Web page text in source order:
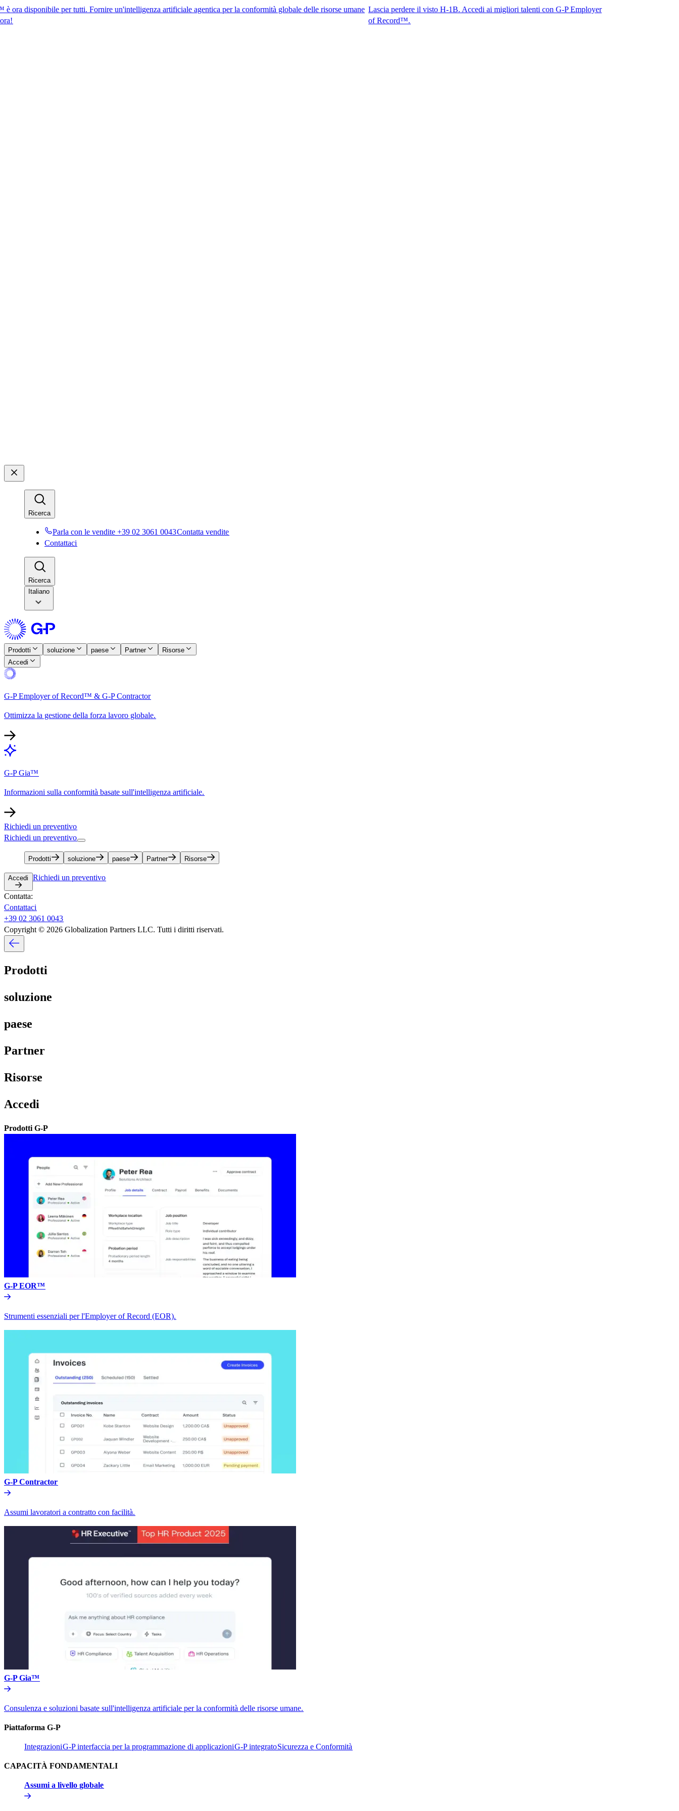
per tutti. Fornire un'intelligenza artificiale agentica per la conformità globale delle risorse umane Lascia perdere il visto H-1B. Accedi ai migliori talenti con G-P Employer
of Record™.​​
Ricerca​​
Parla con le vendite +39 02 3061 0043​​Contatta vendite​​
Contattaci​​
Ricerca​​
Italiano
Prodotti​​ soluzione​​ paese​​ Partner​​
Risorse​​
Accedi​​
G-P Employer of Record™ & G-P Contractor​​
Ottimizza la gestione della forza lavoro globale.​​
G-P Gia™​​
Informazioni sulla conformità basate sull'intelligenza artificiale.​​
Richiedi un preventivo​​
Richiedi un preventivo​​
Prodotti​​ soluzione​​ paese​​ Partner​​ Risorse​​
Accedi​​ Richiedi un preventivo​​
Contatta:​​
Contattaci​​
+39 02 3061 0043​​
Copyright © 2026 Globalization Partners LLC. Tutti i diritti riservati.​​
Prodotti​​
soluzione​​
paese​​
Partner​​
Risorse​​
Accedi​​
Prodotti G-P​​
G-P EOR™​​
Strumenti essenziali per l'Employer of Record (EOR).​​
G-P Contractor​​
Assumi lavoratori a contratto con facilità.​​
G-P Gia™​​
Consulenza e soluzioni basate sull'intelligenza artificiale per la conformità delle risorse umane.​​
Piattaforma G-P​​
Integrazioni​​G-P interfaccia per la programmazione di applicazioni​​G-P integrato​​Sicurezza e Conformità​​
CAPACITÀ FONDAMENTALI​​
Assumi a livello globale​​